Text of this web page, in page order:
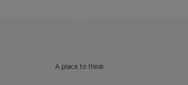
A place to think